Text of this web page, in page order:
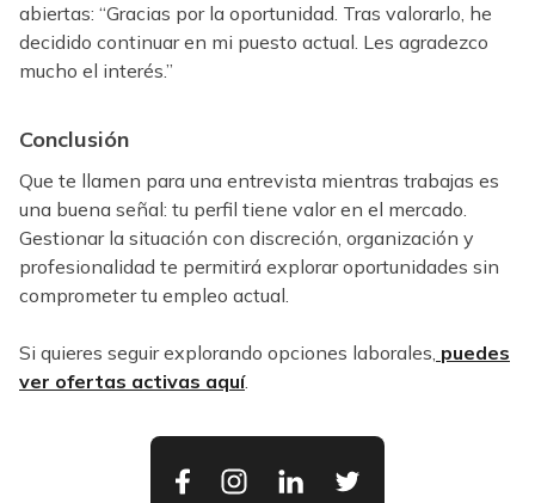
abiertas: “Gracias por la oportunidad. Tras valorarlo, he
decidido continuar en mi puesto actual. Les agradezco
mucho el interés.”
Conclusión
Que te llamen para una entrevista mientras trabajas es
una buena señal: tu perfil tiene valor en el mercado.
Gestionar la situación con discreción, organización y
profesionalidad te permitirá explorar oportunidades sin
comprometer tu empleo actual.
Si quieres seguir explorando opciones laborales, puedes
ver ofertas activas aquí.